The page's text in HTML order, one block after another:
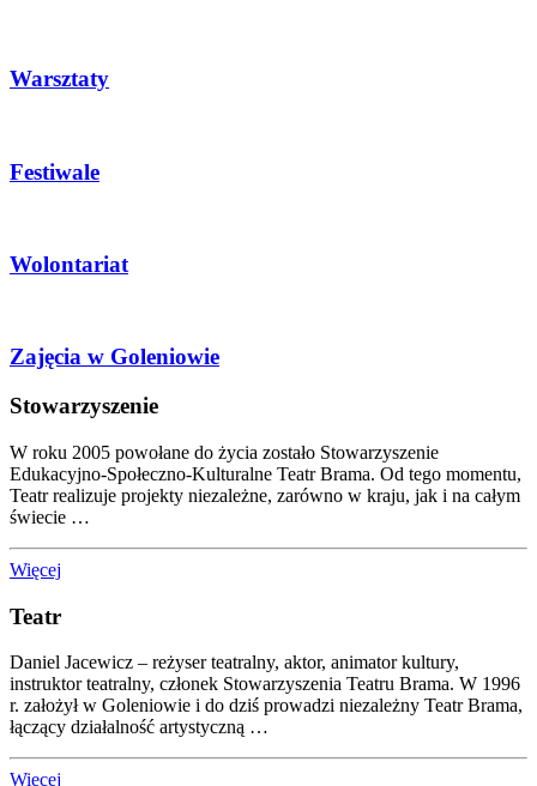
Warsztaty
Festiwale
Wolontariat
Zajęcia w Goleniowie
Stowarzyszenie
W roku 2005 powołane do życia zostało Stowarzyszenie
Edukacyjno-Społeczno-Kulturalne Teatr Brama. Od tego momentu,
Teatr realizuje projekty niezależne, zarówno w kraju, jak i na całym
świecie …
Więcej
Teatr
Daniel Jacewicz – reżyser teatralny, aktor, animator kultury,
instruktor teatralny, członek Stowarzyszenia Teatru Brama. W 1996
r. założył w Goleniowie i do dziś prowadzi niezależny Teatr Brama,
łączący działalność artystyczną …
Więcej